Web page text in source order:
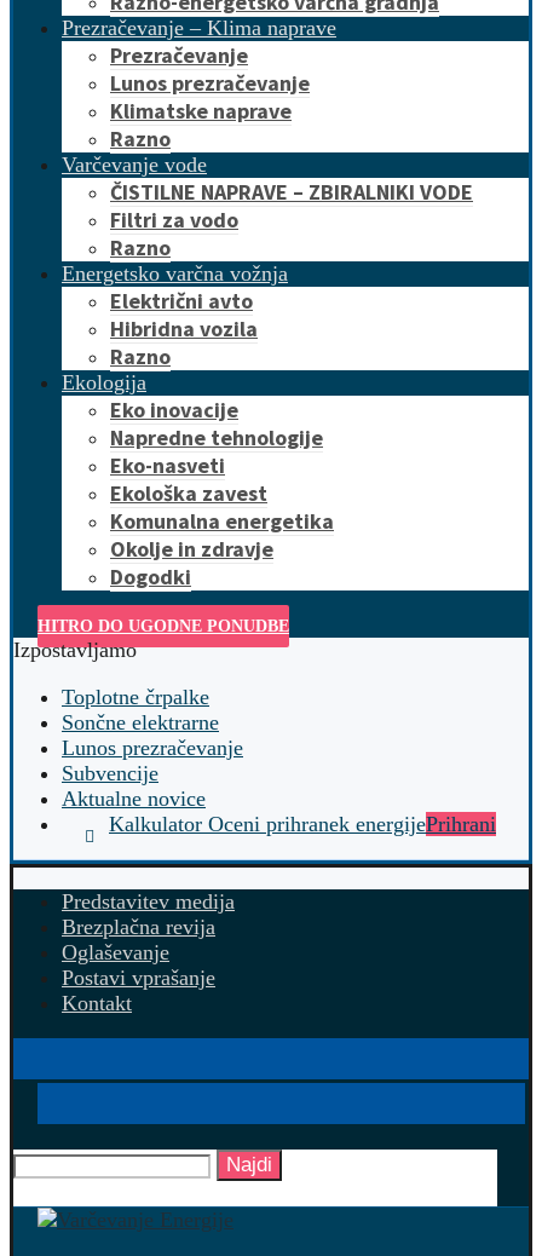
Prezračevanje – Klima naprave
Prezračevanje
Lunos prezračevanje
Klimatske naprave
Razno
Varčevanje vode
ČISTILNE NAPRAVE – ZBIRALNIKI VODE
Filtri za vodo
Razno
Energetsko varčna vožnja
Električni avto
Hibridna vozila
Razno
Ekologija
Eko inovacije
Napredne tehnologije
Eko-nasveti
Ekološka zavest
Komunalna energetika
Okolje in zdravje
Dogodki
HITRO DO UGODNE PONUDBE
Izpostavljamo
Toplotne črpalke
Sončne elektrarne
Lunos prezračevanje
Subvencije
Aktualne novice
Kalkulator Oceni prihranek energijePrihrani
Predstavitev medija
Brezplačna revija
Oglaševanje
Postavi vprašanje
Kontakt
Najdi